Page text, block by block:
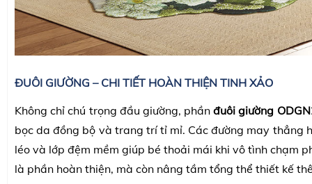
ĐUÔI GIƯỜNG – CHI TIẾT HOÀN THIỆN TINH XẢO
Không chỉ chú trọng đầu giường, phầnđuôi giường
bọc da đồng bộ và trang trí tỉ mỉ. Các đường may thẳng
léo và lớp đệm mềm giúp bé thoải mái khi vô tình chạm
là phần hoàn thiện, mà còn nâng tầm tổng thể thiết kế